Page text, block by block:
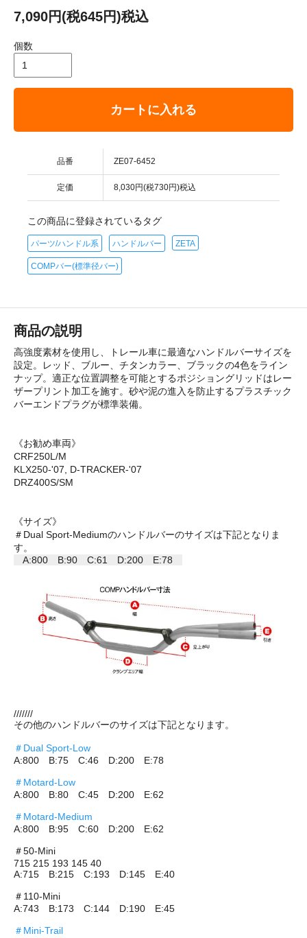
7,090円(税645円)税込
個数
カートに入れる
品番 ZE07-6452
定価 8,030円(税730円)税込
この商品に登録されているタグ
パーツ/ハンドル系 ハンドルバー ZETA
COMPバー(標準径バー)
商品の説明
高強度素材を使用し、トレール車に最適なハンドルバーサイズを
設定。レッド、ブルー、チタンカラー、ブラックの4色をライン
ナップ。適正な位置調整を可能とするポジショングリッドはレー
ザープリント加工を施す。砂や泥の進入を防止するプラスチック
バーエンドプラグが標準装備。
《お勧め車両》
CRF250L/M
KLX250-'07, D-TRACKER-'07
DRZ400S/SM
《サイズ》
＃Dual Sport-Mediumのハンドルバーのサイズは下記となりま
す。
A:800 B:90 C:61 D:200 E:78
///////
その他のハンドルバーのサイズは下記となります。
＃Dual Sport-Low
A:800 B:75 C:46 D:200 E:78
＃Motard-Low
A:800 B:80 C:45 D:200 E:62
＃Motard-Medium
A:800 B:95 C:60 D:200 E:62
＃50-Mini
715 215 193 145 40
A:715 B:215 C:193 D:145 E:40
＃110-Mini
A:743 B:173 C:144 D:190 E:45
＃Mini-Trail